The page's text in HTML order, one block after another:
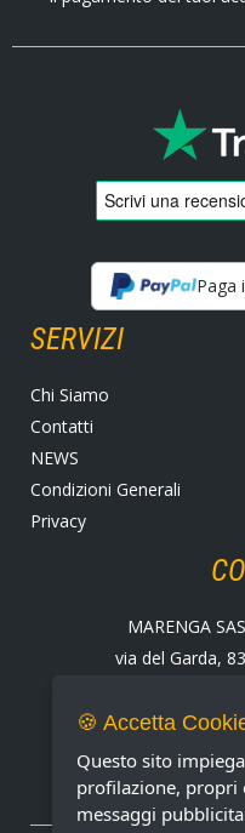
Paga
SERVIZI
Chi Siamo
Contatti
NEWS
Condizioni Generali
Privacy
MARENGA
via del Garda,
Fax
E-mail:
Partita
🍪 Accetta
Questo sito
profilazione, propri
messaggi